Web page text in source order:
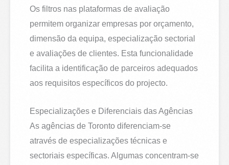
Os filtros nas plataformas de avaliação
permitem organizar empresas por orçamento,
dimensão da equipa, especialização sectorial
e avaliações de clientes. Esta funcionalidade
facilita a identificação de parceiros adequados
aos requisitos específicos do projecto.
Especializações e Diferenciais das Agências
As agências de Toronto diferenciam-se
através de especializações técnicas e
sectoriais específicas. Algumas concentram-se